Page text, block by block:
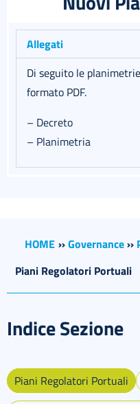
Allegati
Di seguito le
formato PDF.
– Decreto
– Planimetria
HOME ››Governance››
Piani Regolatori Portuali
Indice Sezione
Piani Regolatori Portuali